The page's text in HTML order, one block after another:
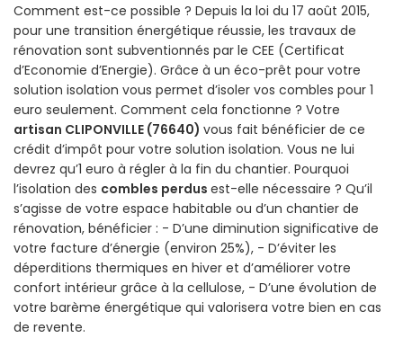
Comment est-ce possible ? Depuis la loi du 17 août 2015,
pour une transition énergétique réussie, les travaux de
rénovation sont subventionnés par le CEE (Certificat
d’Economie d’Energie). Grâce à un éco-prêt pour votre
solution isolation vous permet d’isoler vos combles pour 1
euro seulement. Comment cela fonctionne ? Votre
artisan CLIPONVILLE (76640) vous fait bénéficier de ce
crédit d’impôt pour votre solution isolation. Vous ne lui
devrez qu’1 euro à régler à la fin du chantier. Pourquoi
l’isolation des combles perdus est-elle nécessaire ? Qu’il
s’agisse de votre espace habitable ou d’un chantier de
rénovation, bénéficier : - D’une diminution significative de
votre facture d’énergie (environ 25%), - D’éviter les
déperditions thermiques en hiver et d’améliorer votre
confort intérieur grâce à la cellulose, - D’une évolution de
votre barème énergétique qui valorisera votre bien en cas
de revente.